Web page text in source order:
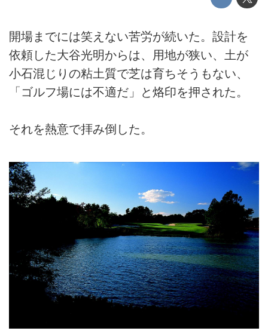
開場までには笑えない苦労が続いた。設計を
依頼した大谷光明からは、用地が狭い、土が
小石混じりの粘土質で芝は育ちそうもない、
「ゴルフ場には不適だ」と烙印を押された。
それを熱意で拝み倒した。